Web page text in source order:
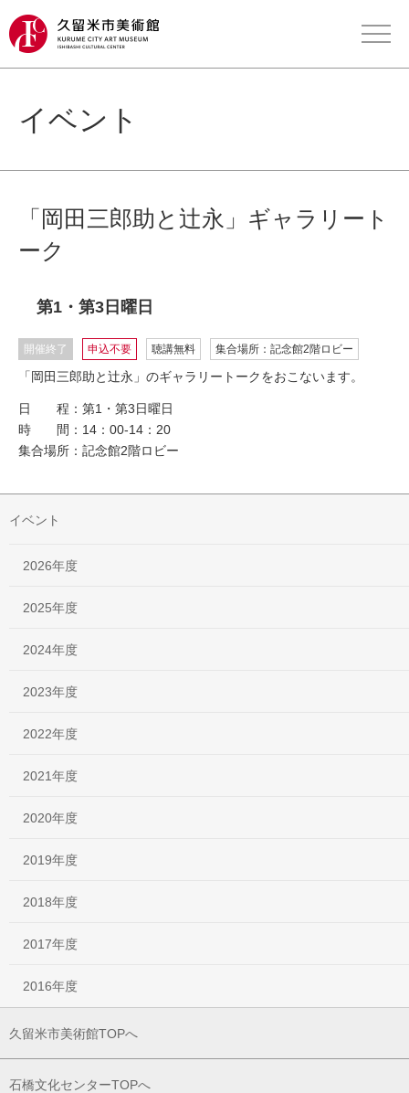
イベント
「岡田三郎助と辻永」ギャラリート
ーク
第1・第3日曜日
開催終了 申込不要 聴講無料 集合場所：記念館2階ロビー
「岡田三郎助と辻永」のギャラリートークをおこないます。
日 程：第1・第3日曜日
時 間：14：00-14：20
集合場所：記念館2階ロビー
イベント
2026年度
2025年度
2024年度
2023年度
2022年度
2021年度
2020年度
2019年度
2018年度
2017年度
2016年度
久留米市美術館TOPへ
石橋文化センターTOPへ